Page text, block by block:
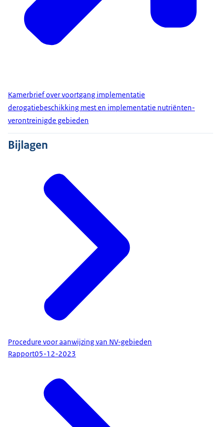
Kamerbrief over voortgang implementatie
derogatiebeschikking mest en implementatie nutriënten-
verontreinigde gebieden
Bijlagen
Procedure voor aanwijzing van NV-gebieden
Rapport05-12-2023